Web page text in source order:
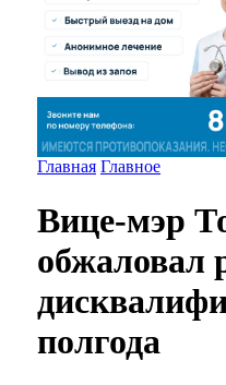
Главная Главное
Вице-мэр
обжаловал
полгода